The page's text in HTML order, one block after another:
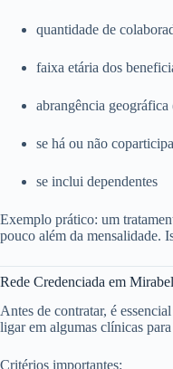
quantidade de
faixa etária dos
abrangência
se há ou não
se inclui dependentes
Exemplo prático: um
pouco além da mensalidade.
Rede Credenciada em
Antes de contratar, é
ligar em algumas clínicas
Critérios importantes: